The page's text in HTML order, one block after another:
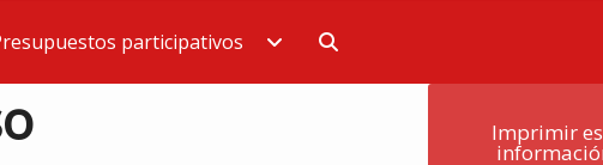
participativos